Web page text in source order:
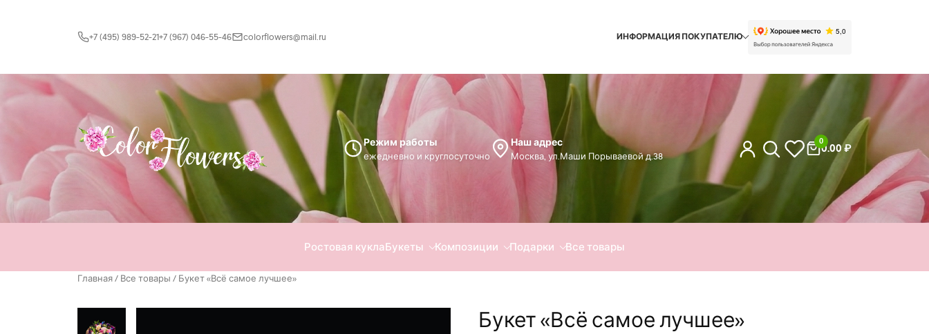
+7 (495) 989-52-21+7 (967) 046-55-46 colorflowers@mail.ru ИНФОРМАЦИЯ ПОКУПАТЕЛЮ
Режим работы
ежедневно и круглосуточно
Наш адрес
Москва, ул.Маши Порываевой д.38
0
0.00₽
Ростовая куклаБукеты Композиции Подарки Все товары
Главная/ Все товары / Букет «Всё самое лучшее»
Букет «Всё самое лучшее»